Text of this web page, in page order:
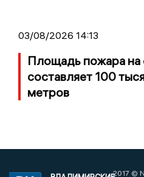
03/08/2026 14:13
Площадь пожара на
составляет 100
метров
2017 ©